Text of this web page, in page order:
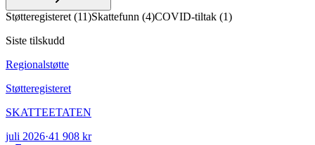
Støtteregisteret (11)Skattefunn (4)COVID-tiltak (1)
Siste tilskudd
Regionalstøtte
Støtteregisteret
SKATTEETATEN
juli 2026·41 908 kr